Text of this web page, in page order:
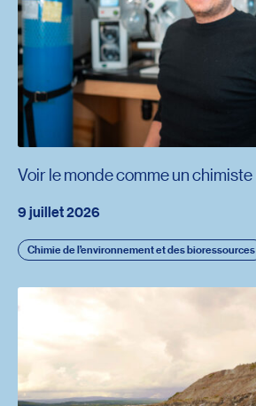
9 juillet 2026
Chimie de l’environnement et des bioressources
Voir le monde comme un chimiste